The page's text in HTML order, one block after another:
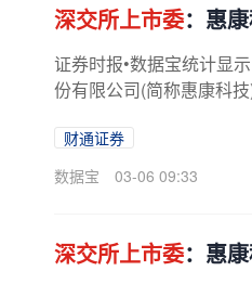
深交所上市委：惠
证券时报•数据宝统计显示
份有限公司(简称惠康科
财通证券
数据宝
03-06 09:33
深交所上市委：惠